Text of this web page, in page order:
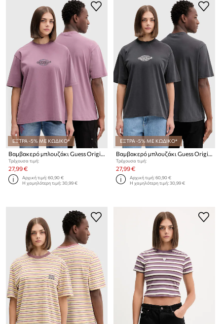
ΕΞΤΡΑ -5% ΜΕ ΚΩΔΙΚΟ*
Βαμβακερό μπλουζάκι Guess Originals
Τρέχουσα τιμή:
27,99 €
Αρχική τιμή:60,90 €
Η χαμηλότερη τιμή:30,99 €
ΕΞΤΡΑ -5% ΜΕ ΚΩΔΙΚΟ*
Βαμβακερό μπλουζάκι Guess Originals
Τρέχουσα τιμή:
27,99 €
Αρχική τιμή:60,90 €
Η χαμηλότερη τιμή:30,99 €